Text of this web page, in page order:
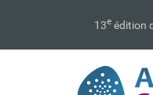
13e édition